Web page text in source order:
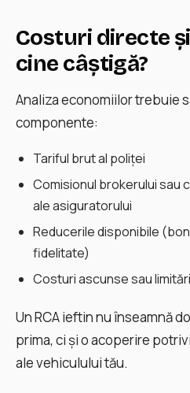
Costuri directe
cine câștigă?
Analiza economiilor trebuie
componente:
Tariful brut al poliței
Comisionul brokerului sau
ale asiguratorului
Reducerile disponibile
fidelitate)
Costuri ascunse sau
Un RCA ieftin nu înseamnă
prima, ci și o acoperire
ale vehiculului tău.